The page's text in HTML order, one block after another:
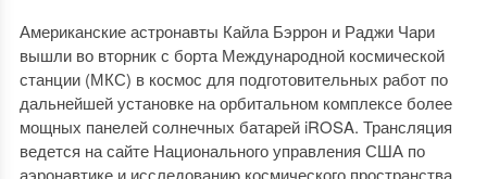
Американские астронавты Кайла Бэррон и Раджи Чари
вышли во вторник с борта Международной космической
станции (МКС) в космос для подготовительных работ по
дальнейшей установке на орбитальном комплексе более
мощных панелей солнечных батарей iROSA. Трансляция
ведется на сайте Национального управления США по
аэронавтике и исследованию космического пространства